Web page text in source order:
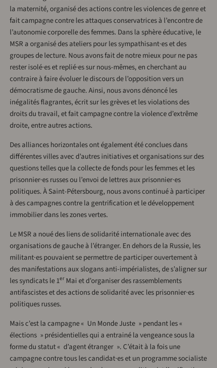
la maternité, organisé des actions contre les violences de genre et
fait campagne contre les attaques conservatrices à l’encontre de
l’autonomie corporelle des femmes. Dans la sphère éducative, le
MSR a organisé des ateliers pour les sympathisant·es et des
groupes de lecture. Nous avons fait de notre mieux pour ne pas
rester isolé·es et replié·es sur nous-mêmes, en cherchant au
contraire à faire évoluer le discours de l’opposition vers un
démocratisme de gauche. Ainsi, nous avons dénoncé les
inégalités flagrantes, écrit sur les grèves et les violations des
droits du travail, et fait campagne contre la violence d’extrême
droite, entre autres actions.
Des alliances horizontales ont également été conclues dans
différentes villes avec d’autres initiatives et organisations sur des
questions telles que la collecte de fonds pour les femmes et les
prisonnier·es russes ou l’envoi de lettres aux prisonnier·es
politiques. À Saint-Pétersbourg, nous avons continué à participer
à des campagnes contre la gentrification et le développement
immobilier dans les zones vertes.
Le MSR a noué des liens de solidarité internationale avec des
organisations de gauche à l’étranger. En dehors de la Russie, les
militant·es pouvaient se permettre de participer ouvertement à
des manifestations aux slogans anti-impérialistes, de s’aligner sur
les syndicats le 1er Mai et d’organiser des rassemblements
antifascistes et des actions de solidarité avec les prisonnier·es
politiques russes.
Mais c’est la campagne « Un Monde Juste » pendant les «
élections » présidentielles qui a entrainé la vengeance sous la
forme du statut « d’agent étranger ». C’était à la fois une
campagne contre tous les candidat·es et un programme socialiste